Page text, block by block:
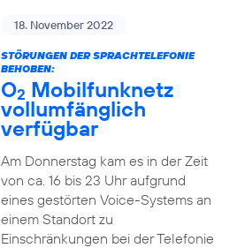
18. November 2022
STÖRUNGEN DER SPRACHTELEFONIE
BEHOBEN:
O2 Mobilfunknetz
vollumfänglich
verfügbar
Am Donnerstag kam es in der Zeit
von ca. 16 bis 23 Uhr aufgrund
eines gestörten Voice-Systems an
einem Standort zu
Einschränkungen bei der Telefonie